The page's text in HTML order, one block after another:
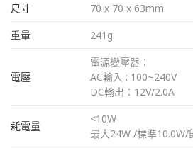
尺寸
70 x 70 x 63mm
重量
241g
電壓
電源變壓器：
AC輸入 : 100~240V
DC輸出：12V/2.0A
耗電量
<10W
最大24W /標準10.0W/